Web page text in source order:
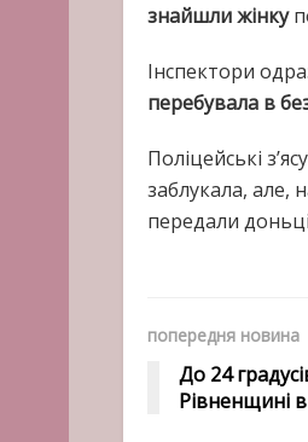
знайшли жінку
Інспектори
перебувала в
Поліцейські
заблукала, але,
передали
попередня новина
До 24
Рівненщині